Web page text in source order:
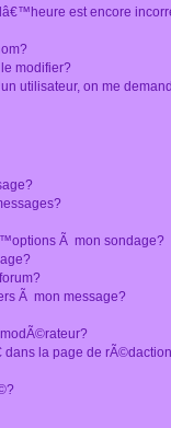
est encore
modifier?
utilisateur, on me
Ã mon sondage?
Ã mon message?
dans la page de